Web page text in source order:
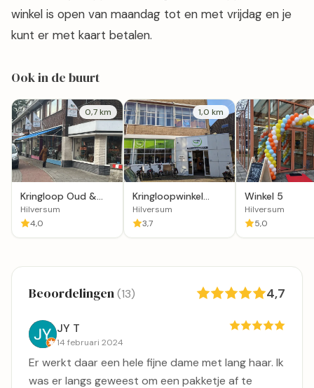
winkel is open van maandag tot en met vrijdag en je
kunt er met kaart betalen.
Ook in de buurt
0,7 km
Kringloop Oud &
Nieuw Voor Een
Prikkie
Hilversum
4,0
1,0 km
Kringloopwinkel
Hilversum Kringloper
Hilversum
3,7
Winkel 5
Hilversum
5,0
Beoordelingen(13) 4,7
JY T
14 februari 2024
Er werkt daar een hele fijne dame met lang haar. Ik
was er langs geweest om een pakketje af te